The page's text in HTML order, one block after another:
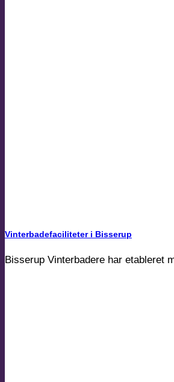
Vinterbadefaciliteter i Bisserup
Bisserup Vinterbadere har etableret